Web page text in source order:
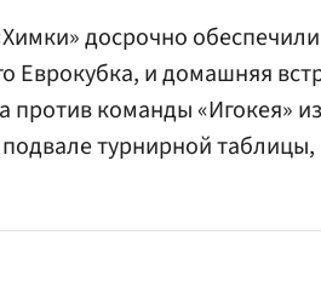
досрочно
Еврокубка, и домашняя
против команды «Игокея»
турнирной